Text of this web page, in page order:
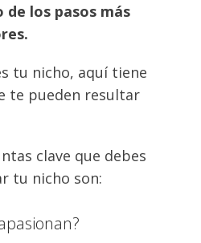
de los pasos más
tu nicho, aquí tiene
te pueden resultar
clave que debes
tu nicho son: